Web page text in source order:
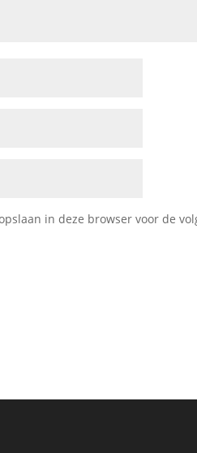
in deze browser voor de